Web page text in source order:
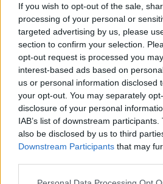
If you wish to opt-out of the sale,
processing of your personal or
targeted advertising by us, please
section to confirm your selection.
opt-out request is processed you
interest-based ads based on
us or personal information disclosed
your opt-out. You may separately
disclosure of your personal
IAB’s list of downstream
also be disclosed by us to third
Downstream Participants that may